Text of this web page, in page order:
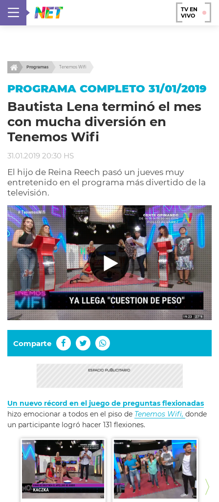
TV EN
VIVO
Programas Tenemos Wifi
PROGRAMA COMPLETO 31/01/2019
Bautista Lena terminó el mes
con mucha diversión en
Tenemos Wifi
31.01.2019 20:30 HS
El hijo de Reina Reech pasó un jueves muy
entretenido en el programa más divertido de la
televisión.
Comparte
Un nuevo récord en el juego de preguntas flexionadas
hizo emocionar a todos en el piso de Tenemos Wifi, donde
un participante logró hacer 131 flexiones.